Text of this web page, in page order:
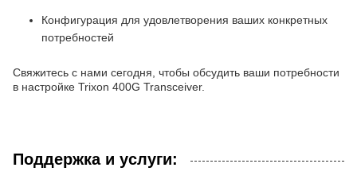
Конфигурация для удовлетворения ваших конкретных
потребностей
Свяжитесь с нами сегодня, чтобы обсудить ваши потребности
в настройке Trixon 400G Transceiver.
Поддержка и услуги: